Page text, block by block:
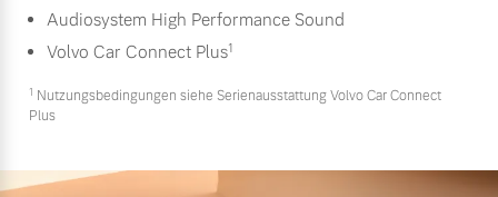
Audiosystem High Performance Sound
Volvo Car Connect Plus1
1 Nutzungsbedingungen siehe Serienausstattung Volvo Car Connect
Plus